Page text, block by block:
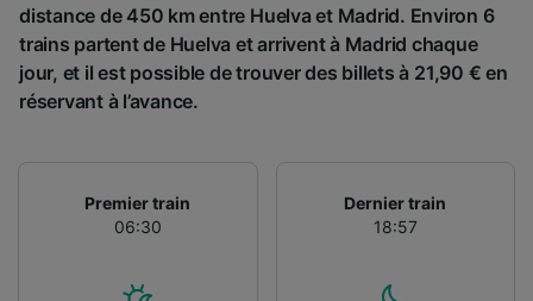
distance de 450 km entre Huelva et Madrid. Environ 6
trains partent de Huelva et arrivent à Madrid chaque
jour, et il est possible de trouver des billets à 21,90 € en
réservant à l’avance.
Premier train
06:30
Dernier train
18:57